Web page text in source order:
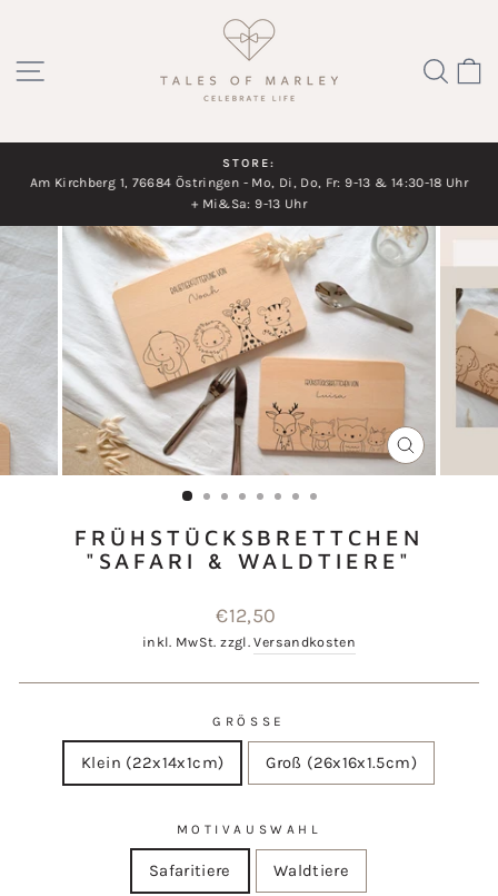
Inhalt
SEITENNAVIGATION
Diashow
STORE:
Am Kirchberg 1, 76684 Östringen - Mo, Di, Do, Fr: 9-13 & 14:30-18 Uhr
+ Mi&Sa: 9-13 Uhr
ESC)
FRÜHSTÜCKSBRETTCHEN
"SAFARI & WALDTIERE"
Normaler
Preis
€12,50
inkl. MwSt. zzgl.Versandkosten
GRÖSSE
Klein (22x14x1cm) Groß (26x16x1.5cm)
MOTIVAUSWAHL
Safaritiere Waldtiere